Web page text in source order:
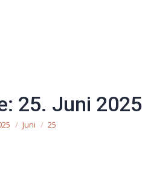
25. Juni 2025
sich hier:
Juni 25